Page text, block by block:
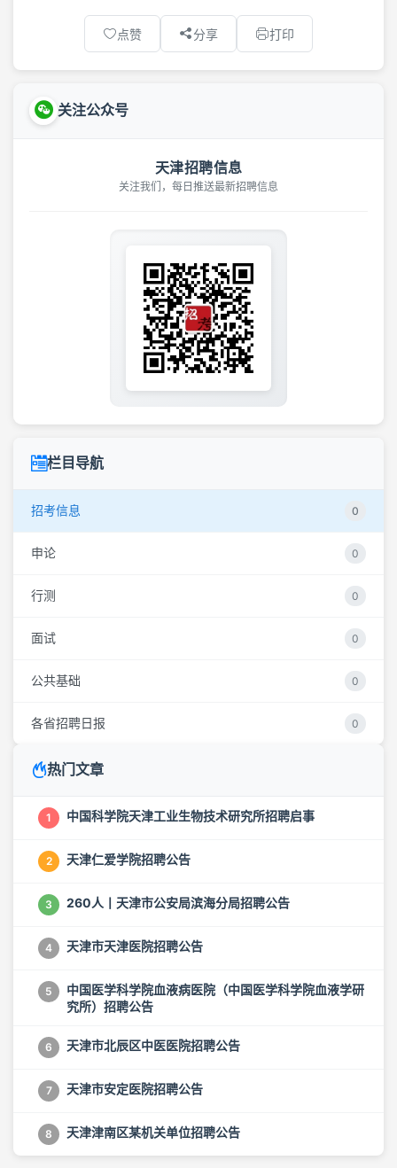
点赞 分享 打印
关注公众号
天津招聘信息
关注我们，每日推送最新招聘信息
栏目导航
招考信息 0
申论 0
行测 0
面试 0
公共基础 0
各省招聘日报 0
热门文章
1 中国科学院天津工业生物技术研究所招聘启事
2 天津仁爱学院招聘公告
3 260人丨天津市公安局滨海分局招聘公告
4 天津市天津医院招聘公告
5
中国医学科学院血液病医院（中国医学科学院血液学研
究所）招聘公告
6 天津市北辰区中医医院招聘公告
7 天津市安定医院招聘公告
8 天津津南区某机关单位招聘公告